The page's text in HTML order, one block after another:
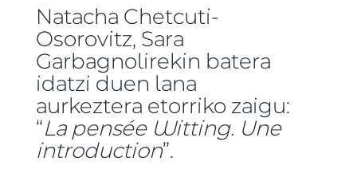
Natacha Chetcuti-
Osorovitz, Sara
Garbagnolirekin batera
idatzi duen lana
aurkeztera etorriko zaigu:
“La pensée Witting. Une
introduction”.